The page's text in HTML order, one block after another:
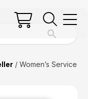
/ Women’s Service